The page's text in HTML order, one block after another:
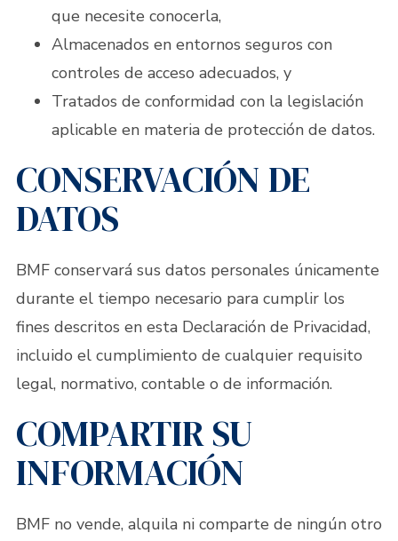
que necesite conocerla,
Almacenados en entornos seguros con
controles de acceso adecuados, y
Tratados de conformidad con la legislación
aplicable en materia de protección de datos.
CONSERVACIÓN DE
DATOS
BMF conservará sus datos personales únicamente
durante el tiempo necesario para cumplir los
fines descritos en esta Declaración de Privacidad,
incluido el cumplimiento de cualquier requisito
legal, normativo, contable o de información.
COMPARTIR SU
INFORMACIÓN
BMF no vende, alquila ni comparte de ningún otro